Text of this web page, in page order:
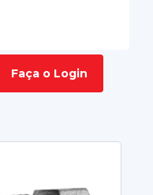
Faça o Login